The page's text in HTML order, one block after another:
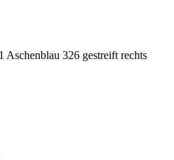
Aschenblau 326 gestreift rechts